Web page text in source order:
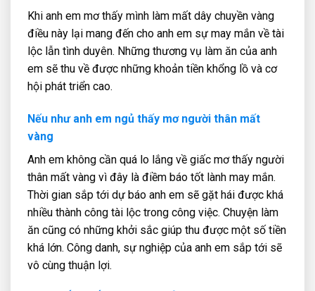
Khi anh em mơ thấy mình làm mất dây chuyền vàng
điều này lại mang đến cho anh em sự may mắn về tài
lộc lẫn tình duyên. Những thương vụ làm ăn của anh
em sẽ thu về được những khoản tiền khổng lồ và cơ
hội phát triển cao.
Nếu như anh em ngủ thấy mơ người thân mất
vàng
Anh em không cần quá lo lắng về giấc mơ thấy người
thân mất vàng vì đây là điềm báo tốt lành may mắn.
Thời gian sắp tới dự báo anh em sẽ gặt hái được khá
nhiều thành công tài lộc trong công việc. Chuyện làm
ăn cũng có những khởi sắc giúp thu được một số tiền
khá lớn. Công danh, sự nghiệp của anh em sắp tới sẽ
vô cùng thuận lợi.